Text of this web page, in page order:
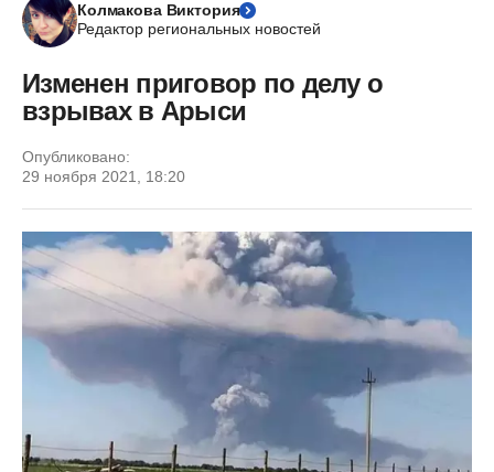
Колмакова Виктория
Редактор региональных новостей
Изменен приговор по делу о
взрывах в Арыси
Опубликовано:
29 ноября 2021, 18:20